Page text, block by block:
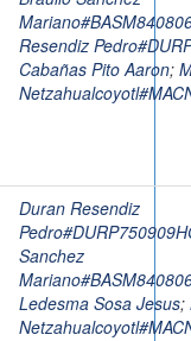
Resendiz
Cabañas Pito Aaron;
Duran Resendiz
Sanchez
Ledesma Sosa Jesus;